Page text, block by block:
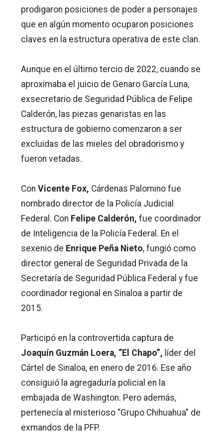
prodigaron posiciones de poder a personajes
que en algún momento ocuparon posiciones
claves en la estructura operativa de este clan.
Aunque en el último tercio de 2022, cuando se
aproximaba el juicio de Genaro García Luna,
exsecretario de Seguridad Pública de Felipe
Calderón, las piezas genaristas en las
estructura de gobierno comenzaron a ser
excluidas de las mieles del obradorismo y
fueron vetadas.
Con Vicente Fox, Cárdenas Palomino fue
nombrado director de la Policía Judicial
Federal. Con Felipe Calderón, fue coordinador
de Inteligencia de la Policía Federal. En el
sexenio de Enrique Peña Nieto, fungió como
director general de Seguridad Privada de la
Secretaría de Seguridad Pública Federal y fue
coordinador regional en Sinaloa a partir de
2015.
Participó en la controvertida captura de
Joaquín Guzmán Loera, “El Chapo”, líder del
Cártel de Sinaloa, en enero de 2016. Ese año
consiguió la agregaduría policial en la
embajada de Washington. Pero además,
pertenecía al misterioso “Grupo Chihuahua” de
exmandos de la PFP.